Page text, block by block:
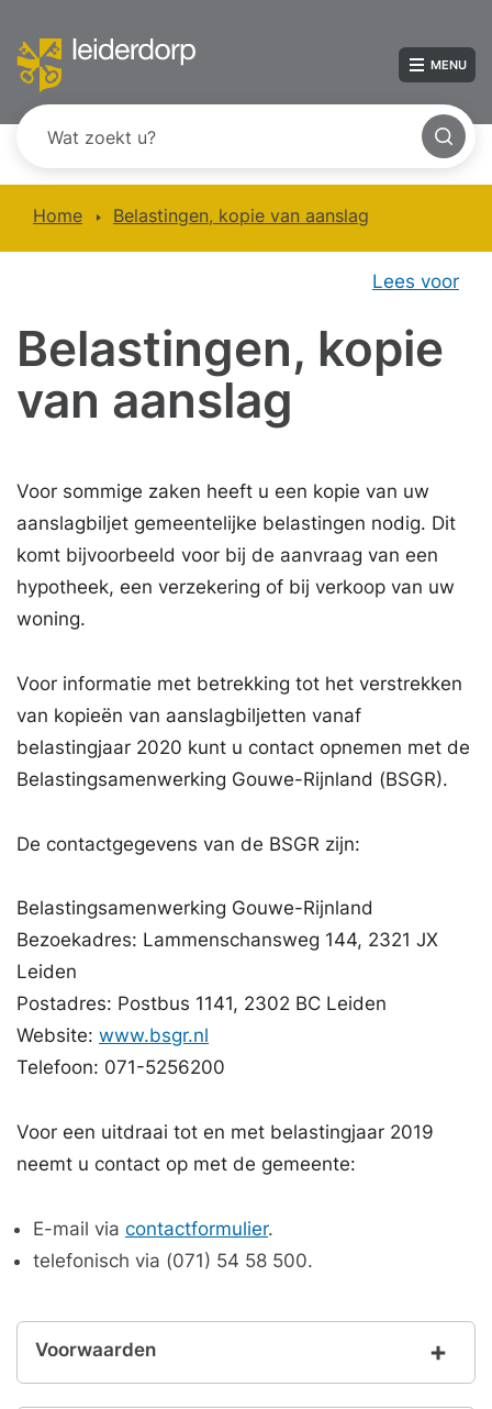
MENU
Home Belastingen, kopie van aanslag
Lees voor
Belastingen, kopie
van aanslag
Voor sommige zaken heeft u een kopie van uw
aanslagbiljet gemeentelijke belastingen nodig. Dit
komt bijvoorbeeld voor bij de aanvraag van een
hypotheek, een verzekering of bij verkoop van uw
woning.
Voor informatie met betrekking tot het verstrekken
van kopieën van aanslagbiljetten vanaf
belastingjaar 2020 kunt u contact opnemen met de
Belastingsamenwerking Gouwe-Rijnland (BSGR).
De contactgegevens van de BSGR zijn:
Belastingsamenwerking Gouwe-Rijnland
Bezoekadres: Lammenschansweg 144, 2321 JX
Leiden
Postadres: Postbus 1141, 2302 BC Leiden
Website: www.bsgr.nl
Telefoon: 071-5256200
Voor een uitdraai tot en met belastingjaar 2019
neemt u contact op met de gemeente:
E-mail via contactformulier.
telefonisch via (071) 54 58 500.
Voorwaarden